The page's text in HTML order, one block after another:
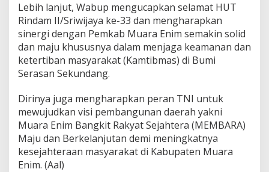
Lebih lanjut, Wabup mengucapkan selamat HUT
Rindam II/Sriwijaya ke-33 dan mengharapkan
sinergi dengan Pemkab Muara Enim semakin solid
dan maju khususnya dalam menjaga keamanan dan
ketertiban masyarakat (Kamtibmas) di Bumi
Serasan Sekundang.
Dirinya juga mengharapkan peran TNI untuk
mewujudkan visi pembangunan daerah yakni
Muara Enim Bangkit Rakyat Sejahtera (MEMBARA)
Maju dan Berkelanjutan demi meningkatnya
kesejahteraan masyarakat di Kabupaten Muara
Enim. (Aal)